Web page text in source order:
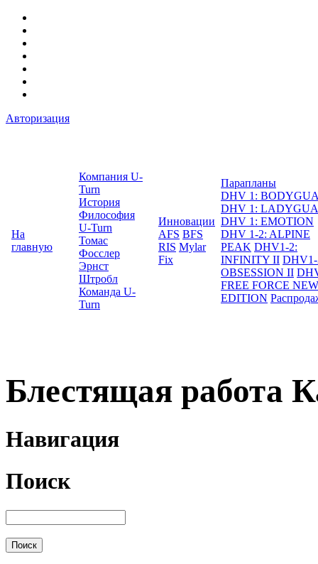
Авторизация
На
главную
Компания U-
Turn
История
Философия
U-Turn
Томас
Фосслер
Эрнст
Штробл
Команда U-
Turn
Инновации
AFS BFS
RIS Mylar
Fix
Парапланы
DHV 1:
DHV 1:
DHV 1: EMOTION
DHV 1-2: ALPINE
PEAK DHV1-2:
INFINITY II
OBSESSION II
FREE FORCE NEW
EDITION
Блестящая работа
Навигация
Поиск